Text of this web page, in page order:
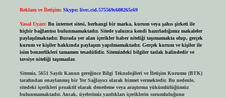
Reklam ve İletişim: Skype: live:.cid.575569c608265c69
Yasal Uyarı: Bu internet sitesi, herhangi bir marka, kurum veya şahıs şirketi ile
hiçbir bağlantısı bulunmamaktadır. Sitede yalnızca kendi hazırladığımız makaleler
paylaşılmaktadır. Burada yer alan içerikler haber niteliği taşımamakta olup, gerçek
kurum ve kişiler hakkında paylaşım yapılmamaktadır. Gerçek kurum ve kişiler ile
isim benzerlikleri tamamen tesadüfidir. Sitemizdeki bilgiler taslak halindedir ve
tavsiye niteliği taşımazlar.
Sitemiz, 5651 Sayılı Kanun gereğince Bilgi Teknolojileri ve İletişim Kurumu (BTK)
tarafından onaylanmış bir Yer Sağlayıcı olarak hizmet vermektedir. Bu nedenle,
sitedeki içerikleri proaktif olarak denetleme veya araştırma yükümlülüğümüz
bulunmamaktadır. Ancak, üyelerimiz yazdıkları içeriklerin sorumluluğunu